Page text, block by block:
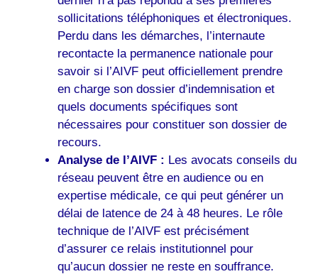
sollicitations téléphoniques et électroniques.
Perdu dans les démarches, l’internaute
recontacte la permanence nationale pour
savoir si l’AIVF peut officiellement prendre
en charge son dossier d’indemnisation et
quels documents spécifiques sont
nécessaires pour constituer son dossier de
recours.
Analyse de l’AIVF : Les avocats conseils du
réseau peuvent être en audience ou en
expertise médicale, ce qui peut générer un
délai de latence de 24 à 48 heures. Le rôle
technique de l’AIVF est précisément
d’assurer ce relais institutionnel pour
qu’aucun dossier ne reste en souffrance.